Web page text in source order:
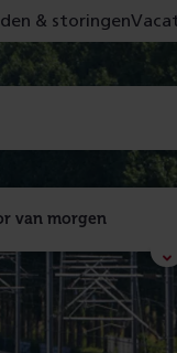
van morgen
Met de
we zien wat er
figuurlijk gezien
& storingen